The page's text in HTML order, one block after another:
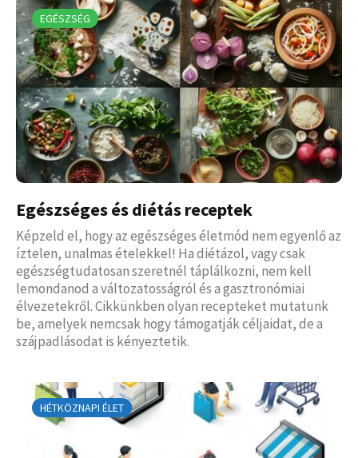
EGÉSZSÉG
Egészséges és diétás receptek
Képzeld el, hogy az egészséges életmód nem egyenlő az
íztelen, unalmas ételekkel! Ha diétázol, vagy csak
egészségtudatosan szeretnél táplálkozni, nem kell
lemondanod a változatosságról és a gasztronómiai
élvezetekről. Cikkünkben olyan recepteket mutatunk
be, amelyek nemcsak hogy támogatják céljaidat, de a
szájpadlásodat is kényeztetik.
HÉTKÖZNAPI ÉLET